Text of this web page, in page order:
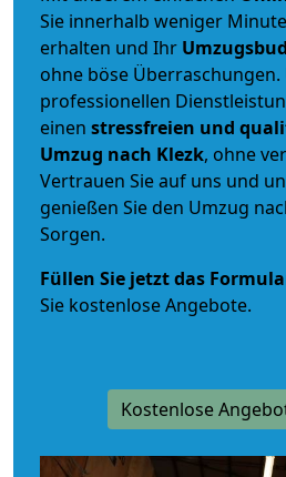
Sie innerhalb weniger
erhalten und Ihr
ohne böse Überraschungen.
professionellen
einen stressfreien und
Umzug nach Klezk, ohne
Vertrauen Sie auf uns und
genießen Sie den Umzug
Sorgen.
Füllen Sie jetzt das
Sie kostenlose Angebote.
Kostenlose